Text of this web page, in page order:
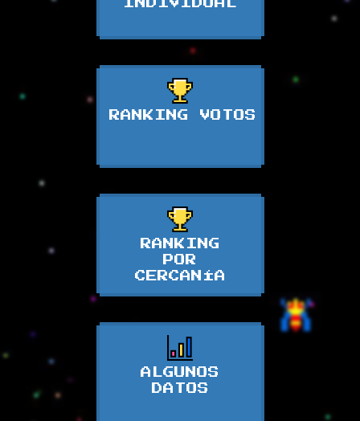
INDIVIDUAL
RANKING VOTOS
RANKING
POR
CERCANÍA
ALGUNOS
DATOS